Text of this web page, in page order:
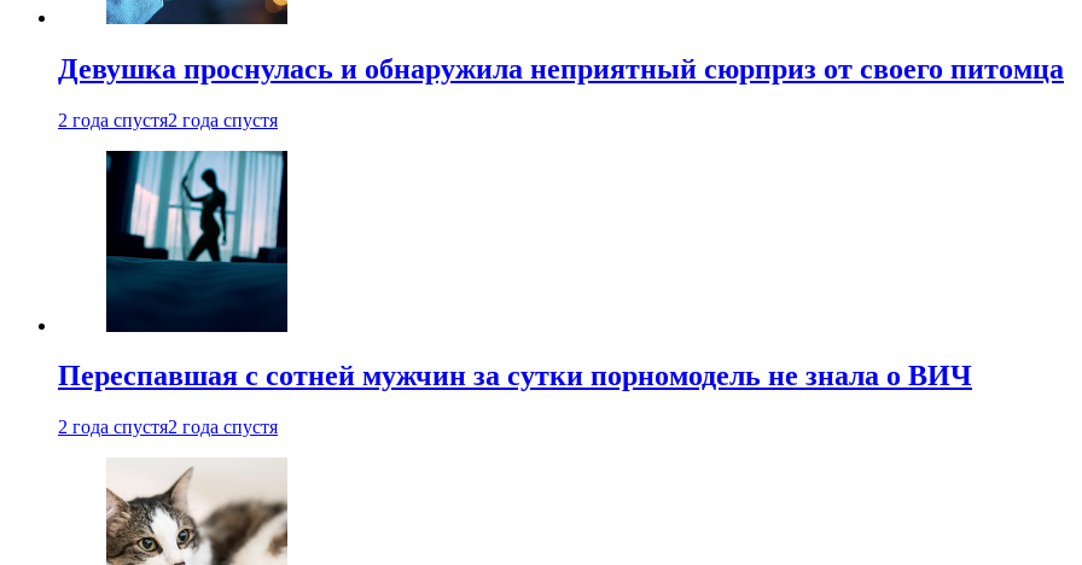
Девушка проснулась и обнаружила неприятный сюрприз от своего питомца
2 года спустя2 года спустя
Переспавшая с сотней мужчин за сутки порномодель не знала о ВИЧ
2 года спустя2 года спустя